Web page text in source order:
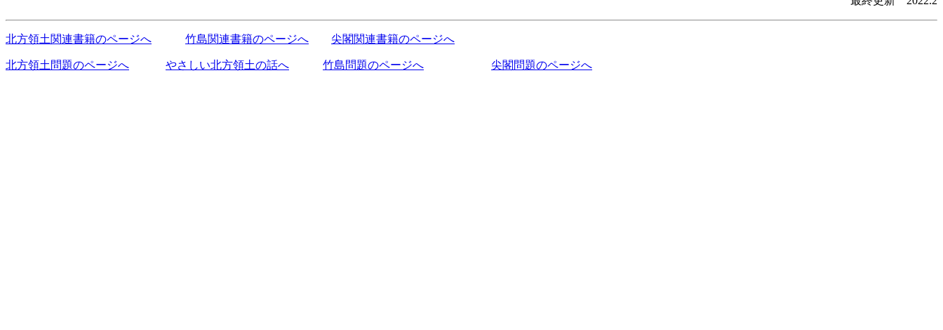
北方領土関連書籍のページへ 竹島関連書籍のページへ 尖閣関連書籍のページへ
北方領土問題のページへ やさしい北方領土の話へ 竹島問題のページへ 尖閣問題のページへ